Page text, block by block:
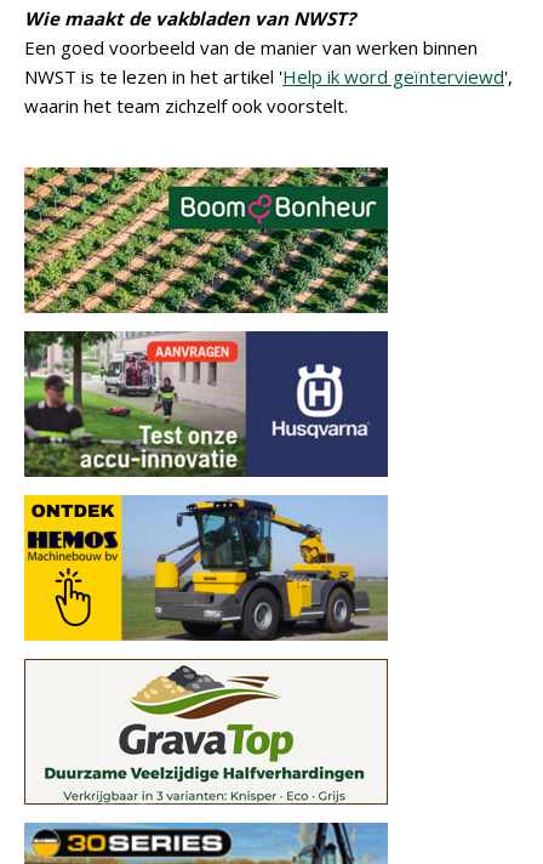
Wie maakt de vakbladen van NWST?
Een goed voorbeeld van de manier van werken binnen
NWST is te lezen in het artikel 'Help ik word geïnterviewd',
waarin het team zichzelf ook voorstelt.